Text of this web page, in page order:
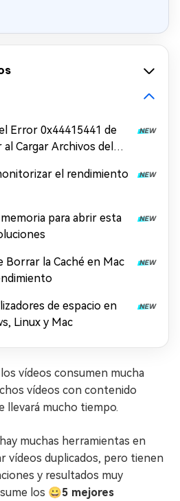
Error 0x44415441 de
Cargar Archivos del
el rendimiento
para abrir esta
Borrar la Caché en Mac
de espacio en
Linux y Mac
vídeos consumen mucha
vídeos con contenido
llevará mucho tiempo.
muchas herramientas en
vídeos duplicados, pero tienen
y resultados muy
los 😀5 mejores